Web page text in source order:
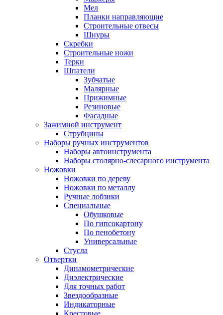
Мел
Планки направляющие
Строительные отвесы
Шнуры
Скребки
Строительные ножи
Терки
Шпатели
Зубчатые
Малярные
Прижимные
Резиновые
Фасадные
Зажимной инструмент
Струбцины
Наборы ручных инструментов
Наборы автоинструмента
Наборы столярно-слесарного инструмента
Ножовки
Ножовки по дереву
Ножовки по металлу
Ручные лобзики
Специальные
Обушковые
По гипсокартону
По пенобетону
Универсальные
Стусла
Отвертки
Динамометрические
Диэлектрические
Для точных работ
Звездообразные
Индикаторные
Крестовые